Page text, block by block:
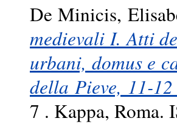
De Minicis,
medievali I. Atti
urbani, domus e
della Pieve, 11-
7 . Kappa, Roma.